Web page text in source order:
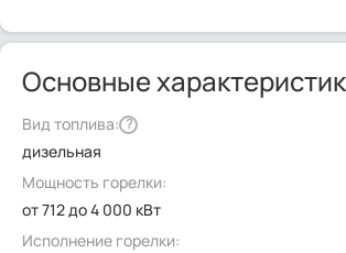
Основные
Вид топлива: ?
дизельная
Мощность горелки:
от 712 до 4 000 кВт
Исполнение горелки: